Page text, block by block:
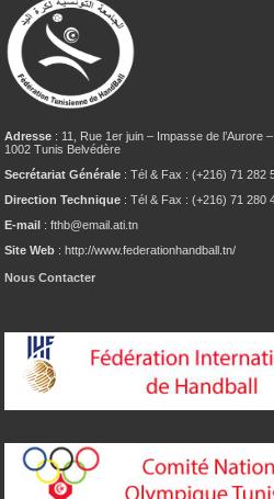
Adresse : 11, Rue 1er juin – Impasse de l’Aurore
1002 Tunis Belvédère
Secrétariat Générale : Tél & Fax : (+216) 71 282
Direction Technique : Tél & Fax : (+216) 71 280
E-mail : fthb@email.ati.tn
Site Web : http://www.federationhandball.tn/
Nous Contacter